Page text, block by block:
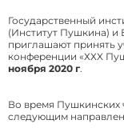
Государственный
(Институт Пушкина) и
приглашают принять
конференции «ХХX
ноября 2020 г.
Во время Пушкинских
следующим